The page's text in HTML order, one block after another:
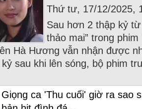
Thứ tư, 17/12/2025,
Sau hơn 2 thập kỷ
thảo mai” trong
Hà Hương vẫn nhận được
sau khi lên sóng, bộ phim
Giọng ca 'Thu cuối' giờ ra sao